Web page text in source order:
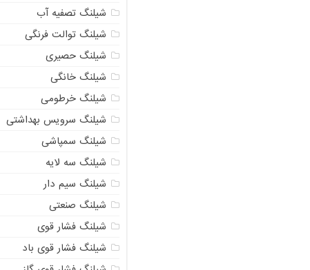
شیلنگ تصفیه آب
شیلنگ توالت فرنگی
شیلنگ حصیری
شیلنگ خانگی
شیلنگ خرطومی
شیلنگ سرویس بهداشتی
شیلنگ سمپاشی
شیلنگ سه لایه
شیلنگ سیم دار
شیلنگ صنعتی
شیلنگ فشار قوی
شیلنگ فشار قوی باد